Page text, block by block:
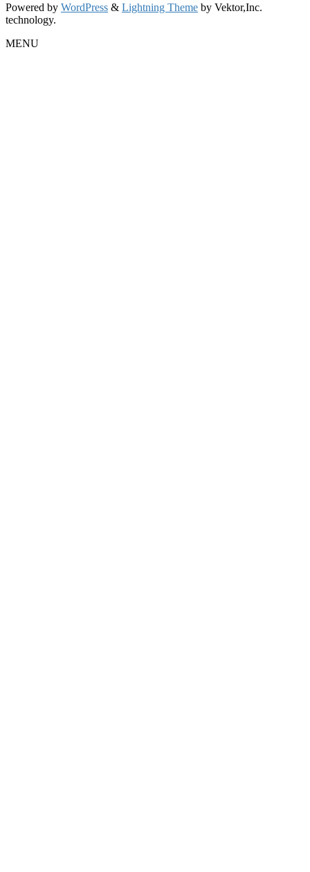
Powered by WordPress & Lightning Theme by Vektor,Inc.
technology.
MENU